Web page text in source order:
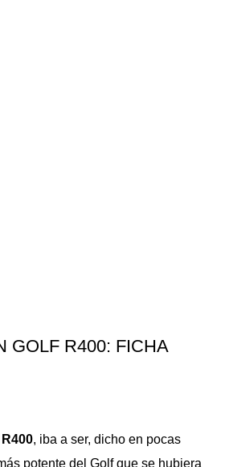
GOLF R400: FICHA
, iba a ser, dicho en pocas
potente del Golf que se hubiera